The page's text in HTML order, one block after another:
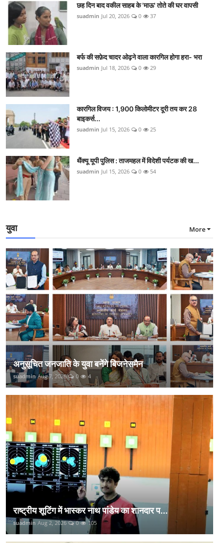
छह दिन बाद वकील साहब के 'माऊ' तोते की घर वापसी
suadmin Jul 20, 2026 0 37
बर्फ की सफ़ेद चादर ओढ़ने वाला कारगिल होगा हरा- भरा
suadmin Jul 18, 2026 0 29
कारगिल विजय : 1,900 किलोमीटर दूरी तय कर 28
बाइकर्स...
suadmin Jul 15, 2026 0 25
थैंक्यू यूपी पुलिस : ताजमहल में विदेशी पर्यटक की ख...
suadmin Jul 15, 2026 0 54
युवा More
अनुसूचित जनजाति के युवा बनेंगे बिजनेसमैन
suadmin Aug 7, 2026 0 4
राष्ट्रीय शूटिंग में भास्कर नाथ पांडेय का शानदार प...
suadmin Aug 2, 2026 0 105